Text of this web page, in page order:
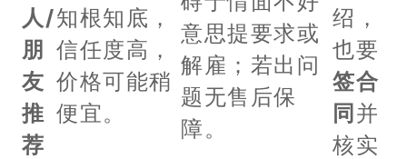
人/
朋
友
推
荐
知根知底，
信任度高，
价格可能稍
便宜。
意思提要求或
解雇；若出问
题无售后保
障。
绍，
也要
签合
同 并
核实